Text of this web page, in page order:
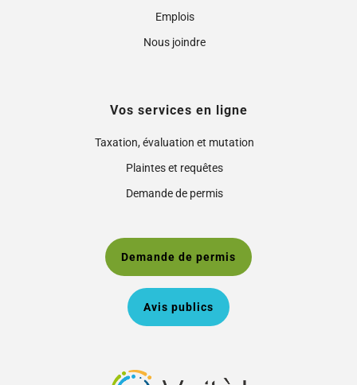
Emplois
Nous joindre
Vos services en ligne
Taxation, évaluation et mutation
Plaintes et requêtes
Demande de permis
Demande de permis
Avis publics